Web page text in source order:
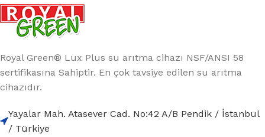
Royal Green® Lux Plus su arıtma cihazı NSF/ANSI 58
sertifikasına Sahiptir. En çok tavsiye edilen su arıtma
cihazıdır.
Yayalar Mah. Atasever Cad. No:42 A/B Pendik / İstanbul
/ Türkiye